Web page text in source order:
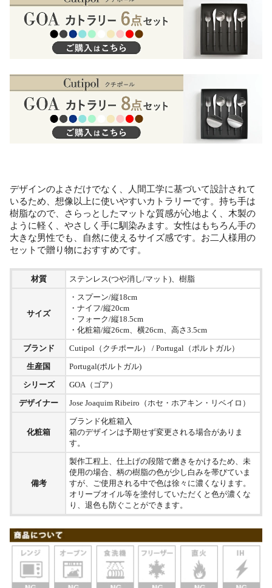
デザインのよさだけでなく、人間工学に基づいて設計されて
いるため、想像以上に使いやすいカトラリーです。持ち手は
樹脂なので、さらっとしたマットな質感が心地よく、木製の
ように軽く、やさしく手に馴染みます。女性はもちろん手の
大きな男性でも、自然に使えるサイズ感です。お二人様用の
セットで贈り物におすすめです。
材質 ステンレス(つや消し/マット)、樹脂
サイズ
・スプーン/縦18cm
・ナイフ/縦20cm
・フォーク/縦18.5cm
・化粧箱/縦26cm、横26cm、高さ3.5cm
ブランド
Cutipol（クチポール） / Portugal（ポルトガル）
生産国
Portugal(ポルトガル)
シリーズ
GOA（ゴア）
デザイナー
Jose Joaquim Ribeiro（ホセ・ホアキン・リベイロ）
化粧箱
ブランド化粧箱入
箱のデザインは予期せず変更される場合がありま
す。
備考
製作工程上、仕上げの段階で磨きをかけるため、未
使用の場合、柄の樹脂の色が少し白みを帯びていま
すが、ご使用される中で色は徐々に濃くなります。
オリーブオイル等を塗付していただくと色が濃くな
り、退色も防ぐことができます。